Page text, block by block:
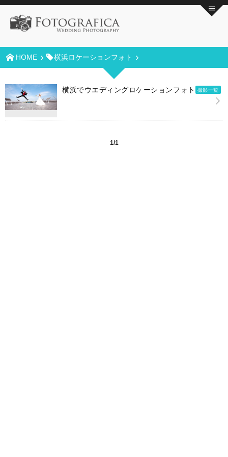
HOME 横浜ロケーションフォト
撮影一覧
横浜でウエディングロケーションフォト
1/1